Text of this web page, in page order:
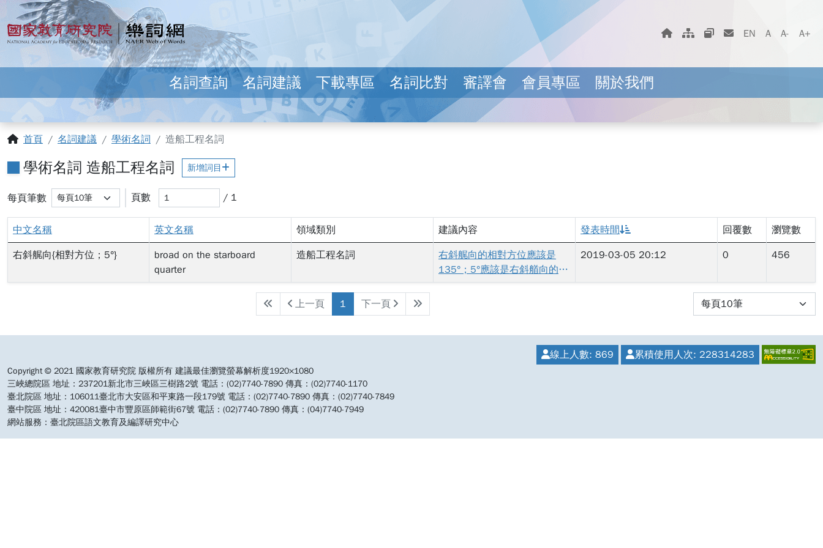
跳到主要內容
:::
國家教育研究院 樂詞網
回首頁網站地圖相關網站聯絡我們
EN 字體大小選擇
A A- A+
名詞查詢 名詞建議 下載專區 名詞比對 審譯會 會員專區 關於我們
首頁
名詞建議 學術名詞 造船工程名詞
學術名詞 造船工程名詞 新增詞目
每頁筆數 變更選擇後，頁面會自動重新載入以更新結果。
每頁筆數 輸入頁碼後，當您離開此輸入框（例如按 Tab 鍵或點擊其他位置）時，頁面會自動重新載入並顯示指定頁面。
頁數 頁數 / 1
搜尋結果已更新
中文名稱 英文名稱 領域類別 建議內容 發表時間 回覆數 瀏覽數
右斜艉向{相對方位；5°}
broad on the starboard
quarter
造船工程名詞
右斜艉向的相對方位應該是
135°；5°應該是右斜艏向的方
位。
E7%A0%94%E7%A9%B6%E9%
2019-03-05 20:12 0 456
上一頁 1 下一頁 每頁筆數
線上人數: 869 累積使用人次: 228314283
Copyright © 2021 國家教育研究院 版權所有 建議最佳瀏覽螢幕解析度1920×1080
三峽總院區 地址：237201新北市三峽區三樹路2號 電話：(02)7740-7890 傳真：(02)7740-1170
臺北院區 地址：106011臺北市大安區和平東路一段179號 電話：(02)7740-7890 傳真：(02)7740-7849
臺中院區 地址：420081臺中市豐原區師範街67號 電話：(02)7740-7890 傳真：(04)7740-7949
網站服務：臺北院區語文教育及編譯研究中心